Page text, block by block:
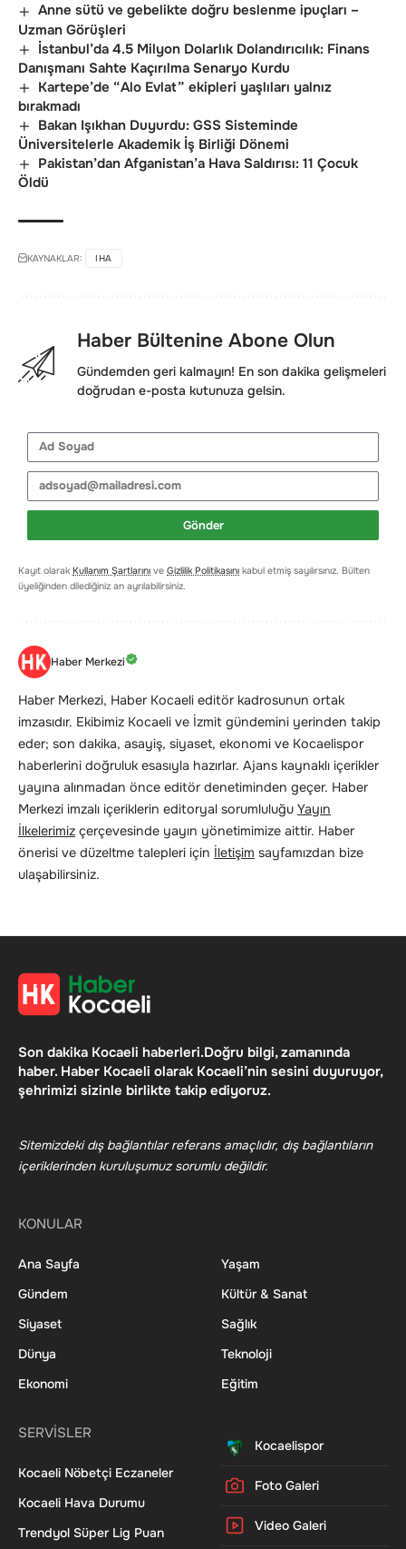
Anne sütü ve gebelikte doğru beslenme ipuçları –
Uzman Görüşleri
İstanbul’da 4.5 Milyon Dolarlık Dolandırıcılık: Finans
Danışmanı Sahte Kaçırılma Senaryo Kurdu
Kartepe’de “Alo Evlat” ekipleri yaşlıları yalnız
bırakmadı
Bakan Işıkhan Duyurdu: GSS Sisteminde
Üniversitelerle Akademik İş Birliği Dönemi
Pakistan’dan Afganistan’a Hava Saldırısı: 11 Çocuk
Öldü
KAYNAKLAR: IHA
Haber Bültenine Abone Olun
Gündemden geri kalmayın! En son dakika gelişmeleri
doğrudan e-posta kutunuza gelsin.
Gönder
Kayıt olarak Kullanım Şartlarını ve Gizlilik Politikasını kabul etmiş sayılırsınız. Bülten
üyeliğinden dilediğiniz an ayrılabilirsiniz.
Haber Merkezi
Haber Merkezi, Haber Kocaeli editör kadrosunun ortak
imzasıdır. Ekibimiz Kocaeli ve İzmit gündemini yerinden takip
eder; son dakika, asayiş, siyaset, ekonomi ve Kocaelispor
haberlerini doğruluk esasıyla hazırlar. Ajans kaynaklı içerikler
yayına alınmadan önce editör denetiminden geçer. Haber
Merkezi imzalı içeriklerin editoryal sorumluluğu Yayın
İlkelerimiz çerçevesinde yayın yönetimimize aittir. Haber
önerisi ve düzeltme talepleri için İletişim sayfamızdan bize
ulaşabilirsiniz.
Son dakika Kocaeli haberleri.Doğru bilgi, zamanında
haber. Haber Kocaeli olarak Kocaeli’nin sesini duyuruyor,
şehrimizi sizinle birlikte takip ediyoruz.
Sitemizdeki dış bağlantılar referans amaçlıdır, dış bağlantıların
içeriklerinden kuruluşumuz sorumlu değildir.
KONULAR
Ana Sayfa
Gündem
Siyaset
Dünya
Ekonomi
Yaşam
Kültür & Sanat
Sağlık
Teknoloji
Eğitim
SERVİSLER
Kocaeli Nöbetçi Eczaneler
Kocaeli Hava Durumu
Trendyol Süper Lig Puan
Kocaelispor
Foto Galeri
Video Galeri